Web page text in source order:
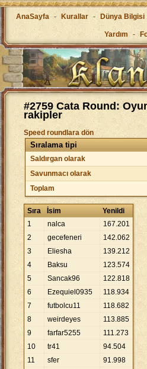
AnaSayfa - Kurallar - Dünya Bilgisi
Yardım -
#2759 Cata Round:
rakipler
Speed roundlara dön
Sıralama tipi
Saldırgan olarak
Savunmacı olarak
Toplam
Sıra İsim
Yenildi
1
nalca 167.201
2
gecefeneri 142.062
3
Eliesha 139.212
4
Baksu 123.574
5
Sancak96 122.818
6
Ezequiel0935 118.934
7
futbolcu11 118.682
8
weirdeyes 113.885
9
farfar5255 111.273
10
tr41 94.504
11
sfer 91.998